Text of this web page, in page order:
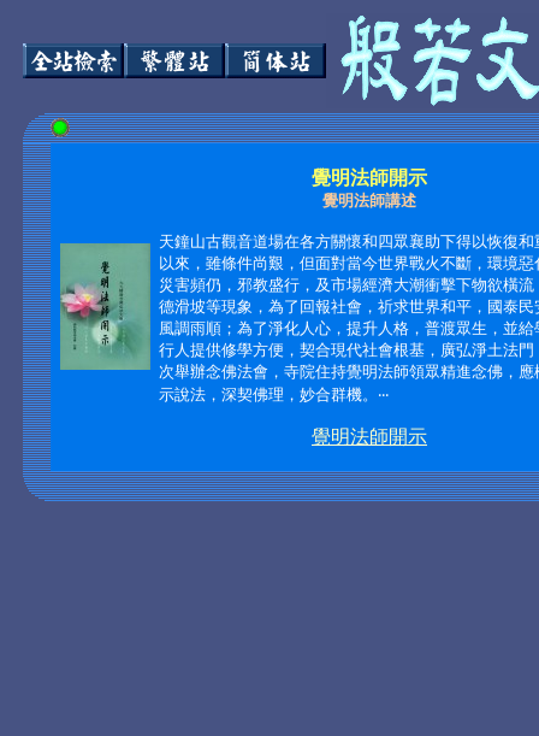
覺明法師開示
覺明法師講述
天鐘山古觀音道場在各方關懷和四眾襄助下得以恢復和
以來，雖條件尚艱，但面對當今世界戰火不斷，環境惡
災害頻仍，邪教盛行，及市場經濟大潮衝擊下物欲橫流
德滑坡等現象，為了回報社會，祈求世界和平，國泰民
風調雨順；為了淨化人心，提升人格，普渡眾生，並給
行人提供修學方便，契合現代社會根基，廣弘淨土法門
次舉辦念佛法會，寺院住持覺明法師領眾精進念佛，應
示說法，深契佛理，妙合群機。 ‧‧‧
覺明法師開示